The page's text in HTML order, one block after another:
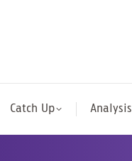
Catch Up Analysis